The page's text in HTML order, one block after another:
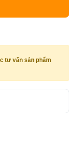
tư vấn sản phẩm